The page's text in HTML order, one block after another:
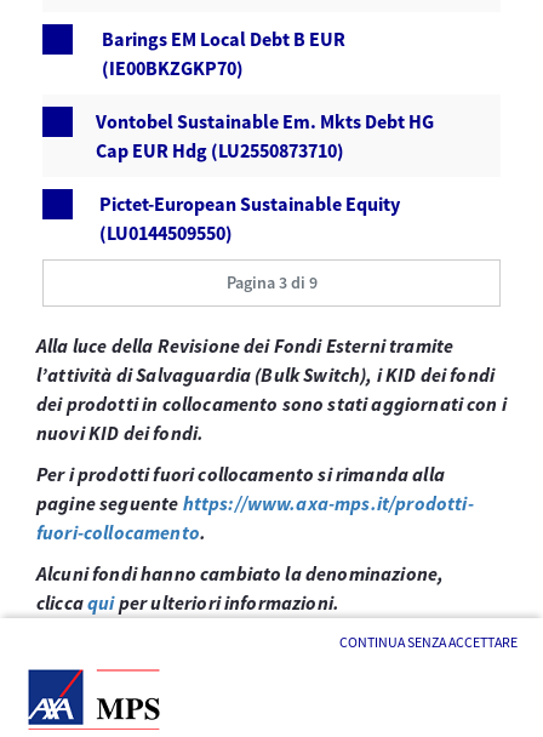
CONTINUA SENZA ACCETTARE
Barings EM Local Debt B EUR
(IE00BKZGKP70)
Vontobel Sustainable Em. Mkts Debt HG
Cap EUR Hdg (LU2550873710)
Pictet-European Sustainable Equity
(LU0144509550)
Pagina 3 di 9
Alla luce della Revisione dei Fondi Esterni tramite
l’attività di Salvaguardia (Bulk Switch), i KID dei fondi
dei prodotti in collocamento sono stati aggiornati con i
nuovi KID dei fondi.
Per i prodotti fuori collocamento si rimanda alla
pagine seguente https://www.axa-mps.it/prodotti-
fuori-collocamento.
Alcuni fondi hanno cambiato la denominazione,
cliccaquiper ulteriori informazioni.